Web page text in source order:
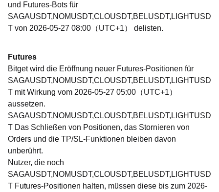
und Futures-Bots für
SAGAUSDT,NOMUSDT,CLOUSDT,BELUSDT,LIGHTUSD
T von 2026-05-27 08:00（UTC+1） delisten.
Futures
Bitget wird die Eröffnung neuer Futures-Positionen für
SAGAUSDT,NOMUSDT,CLOUSDT,BELUSDT,LIGHTUSD
T mit Wirkung vom 2026-05-27 05:00（UTC+1）
aussetzen.
SAGAUSDT,NOMUSDT,CLOUSDT,BELUSDT,LIGHTUSD
T Das Schließen von Positionen, das Stornieren von
Orders und die TP/SL-Funktionen bleiben davon
unberührt.
Nutzer, die noch
SAGAUSDT,NOMUSDT,CLOUSDT,BELUSDT,LIGHTUSD
T Futures-Positionen halten, müssen diese bis zum 2026-